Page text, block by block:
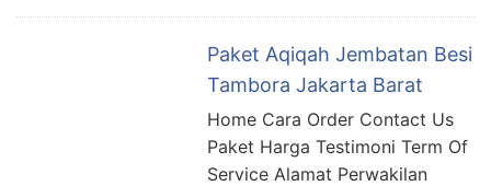
Paket Aqiqah Jembatan Besi
Tambora Jakarta Barat
Home Cara Order Contact Us
Paket Harga Testimoni Term Of
Service Alamat Perwakilan